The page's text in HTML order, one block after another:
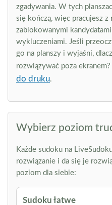
zgadywania. W tych
się kończą, więc pracujesz
zablokowanymi
wykluczeniami. Jeśli
go na planszy i wyjaśni,
rozwiązywać poza
do druku.
Wybierz poziom
Każde sudoku na
rozwiązanie i da się je
poziom dla siebie:
Sudoku łatwe